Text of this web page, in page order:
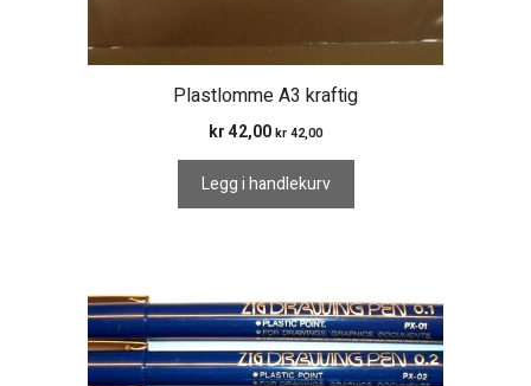
Plastlomme A3 kraftig
kr 42,00 kr 42,00
Legg i handlekurv